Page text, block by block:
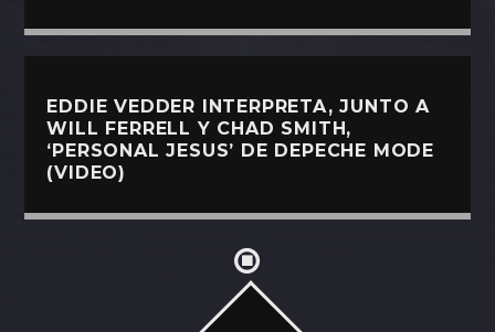
Whatsapp
EDDIE VEDDER INTERPRETA, JUNTO A
WILL FERRELL Y CHAD SMITH,
‘PERSONAL JESUS’ DE DEPECHE MODE
(VIDEO)